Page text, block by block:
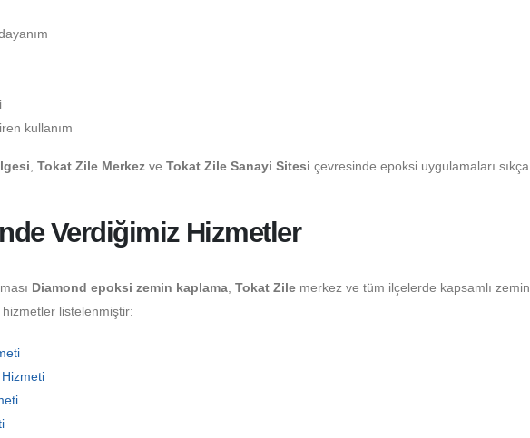
kullanım
Tokat Zile Merkez ve Tokat Zile Sanayi Sitesi çevresinde epoksi uygulamaları sıkça
Verdiğimiz Hizmetler
Diamond epoksi zemin kaplama Tokat Zile merkez ve tüm ilçelerde kapsamlı zemin
hizmetler listelenmiştir: